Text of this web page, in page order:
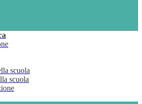
scuola
scuola